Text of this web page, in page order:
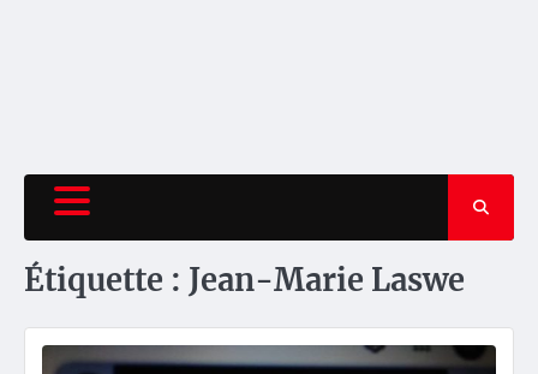
Étiquette : Jean-Marie Laswe